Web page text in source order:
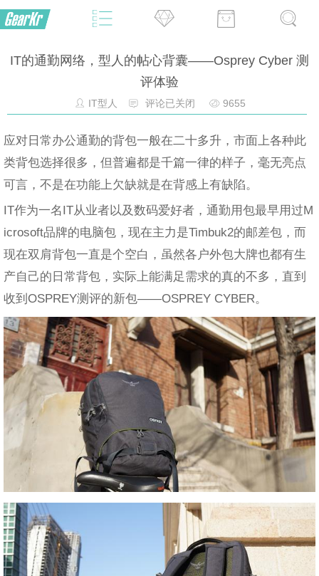
IT的通勤网络，型人的帖心背囊——Osprey Cyber 测
评体验
IT型人 评论已关闭 9655
应对日常办公通勤的背包一般在二十多升，市面上各种此
类背包选择很多，但普遍都是千篇一律的样子，毫无亮点
可言，不是在功能上欠缺就是在背感上有缺陷。
IT作为一名IT从业者以及数码爱好者，通勤用包最早用过M
icrosoft品牌的电脑包，现在主力是Timbuk2的邮差包，而
现在双肩背包一直是个空白，虽然各户外包大牌也都有生
产自己的日常背包，实际上能满足需求的真的不多，直到
收到OSPREY测评的新包——OSPREY CYBER。